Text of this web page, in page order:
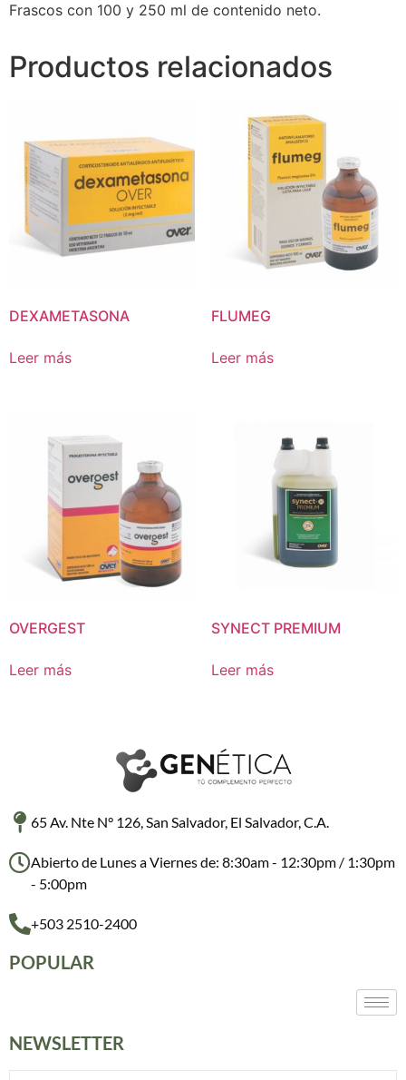
Frascos con 100 y 250 ml de contenido neto.
Productos relacionados
DEXAMETASONA
Leer más
FLUMEG
Leer más
OVERGEST
Leer más
SYNECT PREMIUM
Leer más
65 Av. Nte N° 126, San Salvador, El Salvador, C.A.
Abierto de Lunes a Viernes de: 8:30am - 12:30pm / 1:30pm
- 5:00pm
+503 2510-2400
POPULAR
NEWSLETTER